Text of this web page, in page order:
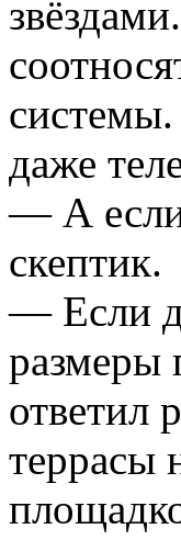
системы.
даже
— А если
скептик.
— Если
размеры
ответил
террасы